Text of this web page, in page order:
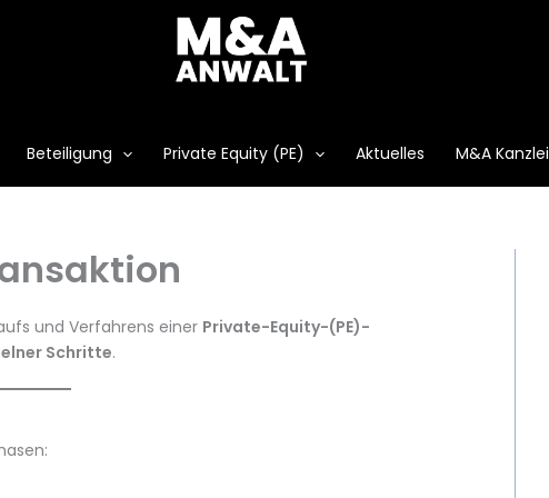
Beteiligung Private Equity (PE) Aktuelles M&A Kanzlei
und Verfahrens einer Private-Equity-(PE)-
Schritte.